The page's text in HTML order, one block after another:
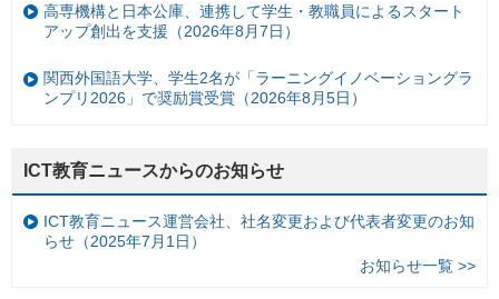
高専機構と日本公庫、連携して学生・教職員によるスタート
アップ創出を支援（2026年8月7日）
関西外国語大学、学生2名が「ラーニングイノベーショングラ
ンプリ2026」で奨励賞受賞（2026年8月5日）
ICT教育ニュースからのお知らせ
ICT教育ニュース運営会社、社名変更および代表者変更のお知
らせ（2025年7月1日）
お知らせ一覧 >>